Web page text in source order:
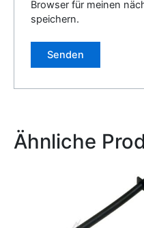
Browser für meinen
speichern.
Ähnliche